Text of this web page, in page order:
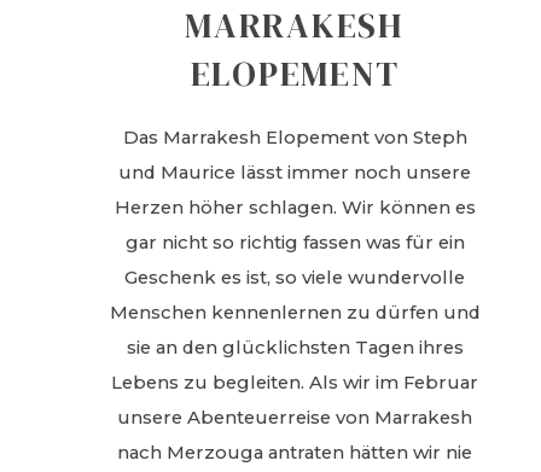
MARRAKESH
ELOPEMENT
Das Marrakesh Elopement von Steph
und Maurice lässt immer noch unsere
Herzen höher schlagen. Wir können es
gar nicht so richtig fassen was für ein
Geschenk es ist, so viele wundervolle
Menschen kennenlernen zu dürfen und
sie an den glücklichsten Tagen ihres
Lebens zu begleiten. Als wir im Februar
unsere Abenteuerreise von Marrakesh
nach Merzouga antraten hätten wir nie